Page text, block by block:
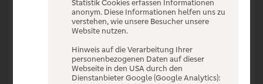
Zur Startseite
Statistik Cookies erfassen Informationen
anonym. Diese Informationen helfen uns zu
verstehen, wie unsere Besucher unsere
Website nutzen.
Hinweis auf die Verarbeitung Ihrer
personenbezogenen Daten auf dieser
Webseite in den USA durch den
Dienstanbieter Google (Google Analytics):